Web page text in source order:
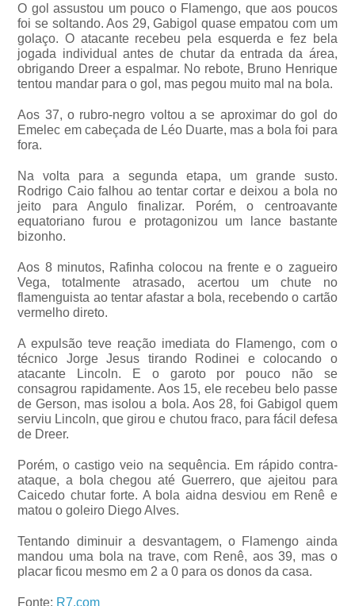
O gol assustou um pouco o Flamengo, que aos poucos
foi se soltando. Aos 29, Gabigol quase empatou com um
golaço. O atacante recebeu pela esquerda e fez bela
jogada individual antes de chutar da entrada da área,
obrigando Dreer a espalmar. No rebote, Bruno Henrique
tentou mandar para o gol, mas pegou muito mal na bola.
Aos 37, o rubro-negro voltou a se aproximar do gol do
Emelec em cabeçada de Léo Duarte, mas a bola foi para
fora.
Na volta para a segunda etapa, um grande susto.
Rodrigo Caio falhou ao tentar cortar e deixou a bola no
jeito para Angulo finalizar. Porém, o centroavante
equatoriano furou e protagonizou um lance bastante
bizonho.
Aos 8 minutos, Rafinha colocou na frente e o zagueiro
Vega, totalmente atrasado, acertou um chute no
flamenguista ao tentar afastar a bola, recebendo o cartão
vermelho direto.
A expulsão teve reação imediata do Flamengo, com o
técnico Jorge Jesus tirando Rodinei e colocando o
atacante Lincoln. E o garoto por pouco não se
consagrou rapidamente. Aos 15, ele recebeu belo passe
de Gerson, mas isolou a bola. Aos 28, foi Gabigol quem
serviu Lincoln, que girou e chutou fraco, para fácil defesa
de Dreer.
Porém, o castigo veio na sequência. Em rápido contra-
ataque, a bola chegou até Guerrero, que ajeitou para
Caicedo chutar forte. A bola aidna desviou em Renê e
matou o goleiro Diego Alves.
Tentando diminuir a desvantagem, o Flamengo ainda
mandou uma bola na trave, com Renê, aos 39, mas o
placar ficou mesmo em 2 a 0 para os donos da casa.
Fonte: R7.com